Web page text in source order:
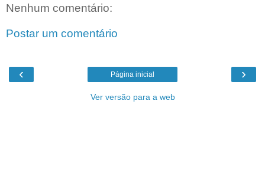
Nenhum comentário:
Postar um comentário
‹ ›
Página inicial
Ver versão para a web